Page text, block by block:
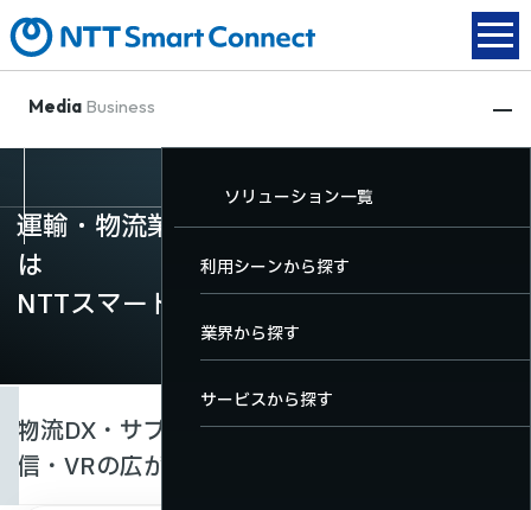
MediaBusiness
動画配信
動画配信
TOP
動画配信サービス一覧
料金・機能
XR関連
TOP
XRサービス一覧
放送DX
TOP
放送DXサービス一覧
ソリューション一覧
利用シーンから探す
業界から探す
サービスから探す
運輸・物流業界の動画配信・eラーニング
は
NTTスマートコネクト
物流DX・サプライチェーンを支える動画配
信・VRの広がり